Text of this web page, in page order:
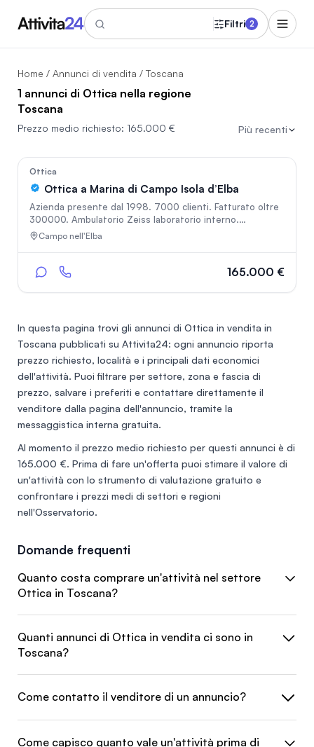
Filtri 2
Home / Annunci di vendita / Toscana
1 annunci di Ottica nella regione
Toscana
Prezzo medio richiesto: 165.000 € Più recenti
Ottica
Ottica a Marina di Campo Isola d’Elba
Azienda presente dal 1998. 7000 clienti. Fatturato oltre
300000. Ambulatorio Zeiss laboratorio interno.
Esposizione di oltre 1000 occhiali. Si trova a Marina di
Campo all’isola d’Elba. Di proprietà e’ anche l’edificio
nella zona più trafficata del paese. Avviamento e
conteggiare (circa € 100.000) Affitto 2.500€ al mese
Campo nell'Elba
165.000 €
In questa pagina trovi gli annunci di Ottica in vendita in
Toscana pubblicati su Attivita24: ogni annuncio riporta
prezzo richiesto, località e i principali dati economici
dell'attività. Puoi filtrare per settore, zona e fascia di
prezzo, salvare i preferiti e contattare direttamente il
venditore dalla pagina dell'annuncio, tramite la
messaggistica interna gratuita.
Al momento il prezzo medio richiesto per questi annunci è di
165.000 €. Prima di fare un'offerta puoi stimare il valore di
un'attività con lo strumento di valutazione gratuito e
confrontare i prezzi medi di settori e regioni
nell'Osservatorio.
Domande frequenti
Quanto costa comprare un'attività nel settore
Ottica in Toscana?
Quanti annunci di Ottica in vendita ci sono in
Toscana?
Come contatto il venditore di un annuncio?
Come capisco quanto vale un'attività prima di